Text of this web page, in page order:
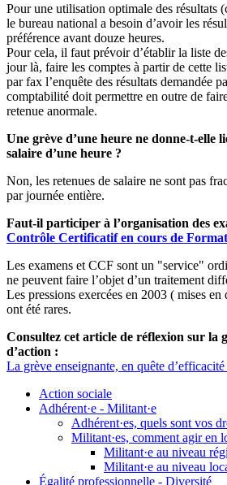
Pour une utilisation optimale des résultats
le bureau national a besoin d’avoir les
préférence avant douze heures.
Pour cela, il faut prévoir d’établir la liste
jour là, faire les comptes à partir de cette
par fax l’enquête des résultats demandée
comptabilité doit permettre en outre de
retenue anormale.
Une grève d’une heure ne donne-t-elle
salaire d’une heure ?
Non, les retenues de salaire ne sont pas
par journée entière.
Faut-il participer à l’organisation des
Contrôle Certificatif en cours de
Les examens et CCF sont un "service"
ne peuvent faire l’objet d’un traitement
Les pressions exercées en 2003 ( mises
ont été rares.
Consultez cet article de réflexion sur la
d’action :
La grève enseignante, en quête d’efficacité
Action sociale
Adhérent·e - Militant·e
Adhérent·es, quels sont vos
Militant·es, comment agir en
Militant·e au niveau
Militant·e au niveau
Égalité professionnelle - Diversité